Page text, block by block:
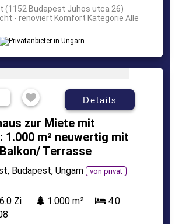
(1152 Budapest Juhos utca 26)
- renoviert Komfort Kategorie Alle
Details
zur Miete mit
1.000 m² neuwertig mit
Terrasse
Budapest, Ungarn
von privat
6.0 Zi 1.000 m²
4.0